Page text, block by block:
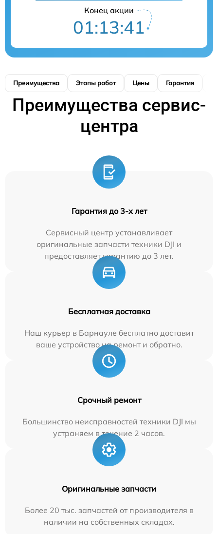
Конец акции
01:13:40
Преимущества Этапы работ Цены Гарантия
Преимущества сервис-
центра
Гарантия до 3-х лет
Сервисный центр устанавливает
оригинальные запчасти техники DJI и
предоставляет гарантию до 3 лет.
Бесплатная доставка
Наш курьер в Барнауле бесплатно доставит
ваше устройство на ремонт и обратно.
Срочный ремонт
Большинство неисправностей техники DJI мы
устраняем в течение 2 часов.
Оригинальные запчасти
Более 20 тыс. запчастей от производителя в
наличии на собственных складах.